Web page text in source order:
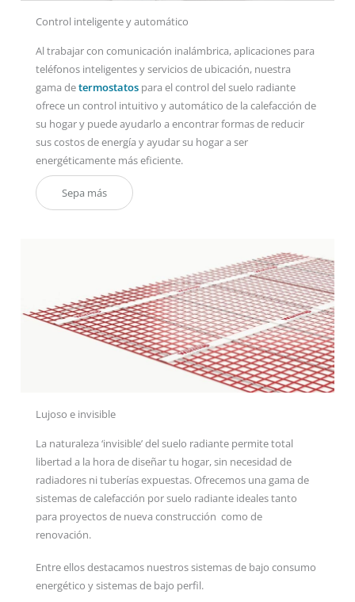
Control inteligente y automático
Al trabajar con comunicación inalámbrica, aplicaciones para
teléfonos inteligentes y servicios de ubicación, nuestra
gama determostatos para el control del suelo radiante
ofrece un control intuitivo y automático de la calefacción de
su hogar y puede ayudarlo a encontrar formas de reducir
sus costos de energía y ayudar su hogar a ser
energéticamente más eficiente.
Sepa más
Lujoso e invisible
La naturaleza ‘invisible’ del suelo radiante permite total
libertad a la hora de diseñar tu hogar, sin necesidad de
radiadores ni tuberías expuestas. Ofrecemos una gama de
sistemas de calefacción por suelo radiante ideales tanto
para proyectos de nueva construcción como de
renovación.
Entre ellos destacamos nuestros sistemas de bajo consumo
energético y sistemas de bajo perfil.